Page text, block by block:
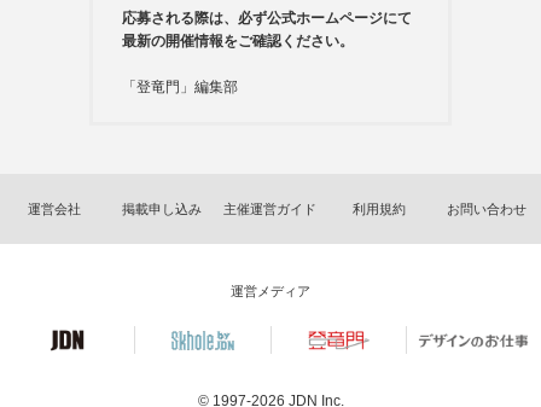
応募される際は、必ず公式ホームページにて
最新の開催情報をご確認ください。
「登竜門」編集部
運営会社 掲載申し込み 主催運営ガイド 利用規約 お問い合わせ
運営メディア
© 1997-2026 JDN Inc.